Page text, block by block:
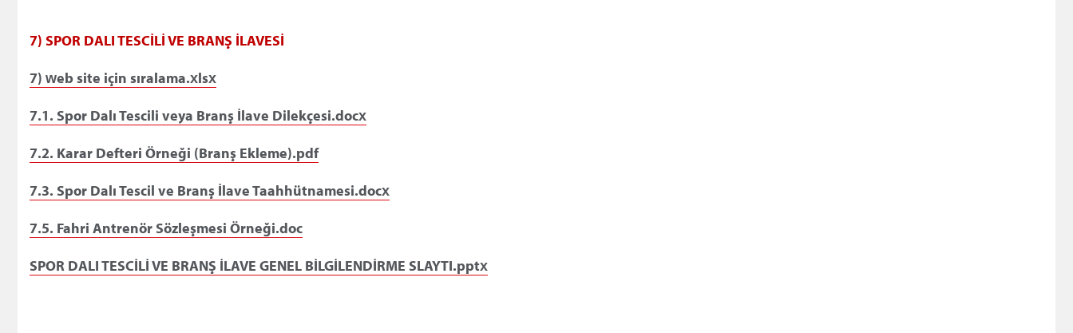
7) SPOR DALI TESCİLİ VE BRANŞ İLAVESİ
7) web site için sıralama.xlsx
7.1. Spor Dalı Tescili veya Branş İlave Dilekçesi.docx
7.2. Karar Defteri Örneği (Branş Ekleme).pdf
7.3. Spor Dalı Tescil ve Branş İlave Taahhütnamesi.docx
7.5. Fahri Antrenör Sözleşmesi Örneği.doc
SPOR DALI TESCİLİ VE BRANŞ İLAVE GENEL BİLGİLENDİRME SLAYTI.pptx